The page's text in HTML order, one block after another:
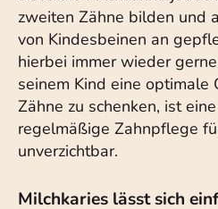
zweiten Zähne bilden und
von Kindesbeinen an
hierbei immer wieder
seinem Kind eine optimale
Zähne zu schenken, ist
regelmäßige Zahnpflege
unverzichtbar.
Milchkaries lässt sich